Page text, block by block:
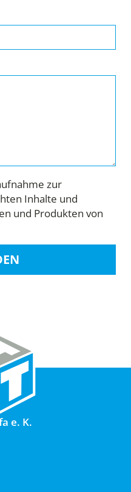
zur
Inhalte und
und Produkten von
e. K.